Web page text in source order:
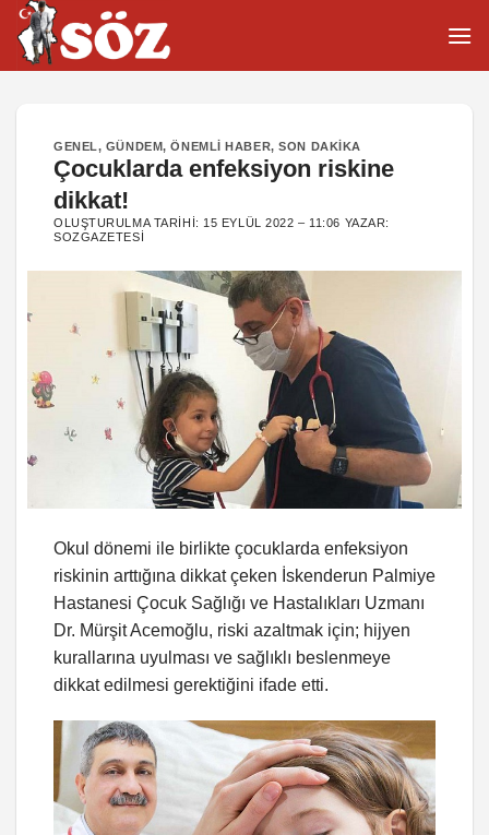
İçeriğe
atla
GENEL, GÜNDEM,ÖNEMLI HABER,SON DAKIKA
Çocuklarda enfeksiyon riskine
dikkat!
OLUŞTURULMA TARIHI: 15 EYLÜL 2022 – 11:06 YAZAR:
SOZGAZETESI
Okul dönemi ile birlikte çocuklarda enfeksiyon
riskinin arttığına dikkat çeken İskenderun Palmiye
Hastanesi Çocuk Sağlığı ve Hastalıkları Uzmanı
Dr. Mürşit Acemoğlu, riski azaltmak için; hijyen
kurallarına uyulması ve sağlıklı beslenmeye
dikkat edilmesi gerektiğini ifade etti.